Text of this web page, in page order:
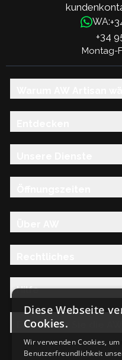
WA:
+34
Montag-
Hilfe
Entdecken Sie die
Diese Webseite
Cookies.
Wir verwenden Cookies, um
Benutzerfreundlichkeit